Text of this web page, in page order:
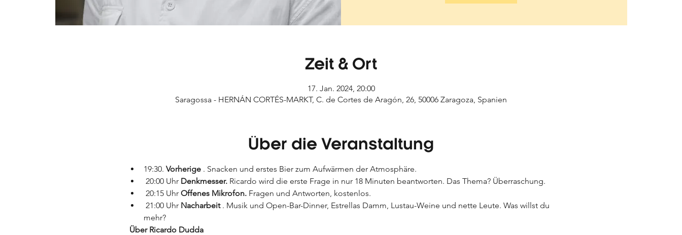
Zeit & Ort
17. Jan. 2024, 20:00
Saragossa - HERNÁN CORTÉS-MARKT, C. de Cortes de Aragón, 26, 50006 Zaragoza, Spanien
Über die Veranstaltung
19:30. Vorherige . Snacken und erstes Bier zum Aufwärmen der Atmosphäre.
20:00 Uhr Denkmesser. Ricardo wird die erste Frage in nur 18 Minuten beantworten. Das Thema? Überraschung.
20:15 Uhr Offenes Mikrofon. Fragen und Antworten, kostenlos.
21:00 Uhr Nacharbeit . Musik und Open-Bar-Dinner, Estrellas Damm, Lustau-Weine und nette Leute. Was willst du
mehr?
Über Ricardo Dudda